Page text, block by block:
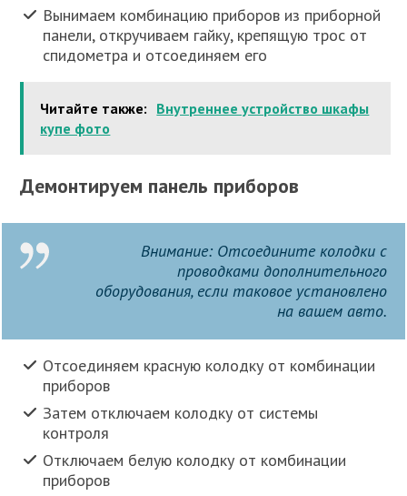
Вынимаем комбинацию приборов из приборной
панели, откручиваем гайку, крепящую трос от
спидометра и отсоединяем его
Читайте также: Внутреннее устройство шкафы
купе фото
Демонтируем панель приборов
Внимание: Отсоедините колодки с
проводками дополнительного
оборудования, если таковое установлено
на вашем авто.
Отсоединяем красную колодку от комбинации
приборов
Затем отключаем колодку от системы
контроля
Отключаем белую колодку от комбинации
приборов